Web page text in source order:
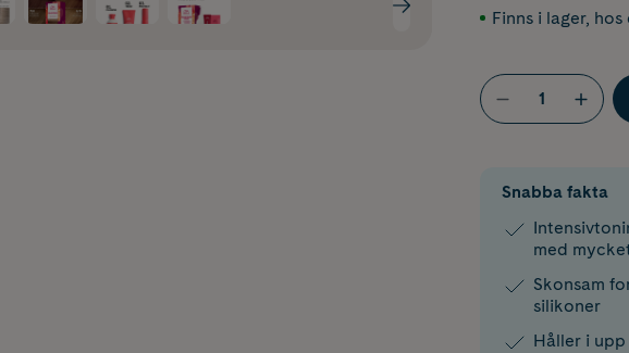
Finns i lager, hos
Snabba fakta
med
Skonsam
silikoner
Håller i